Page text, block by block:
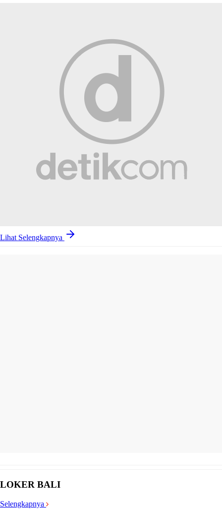
Lihat Selengkapnya
LOKER BALI
Selengkapnya